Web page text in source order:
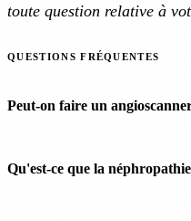
toute question relative à
QUESTIONS FRÉQUENTES
Peut-on faire un
Qu'est-ce que la